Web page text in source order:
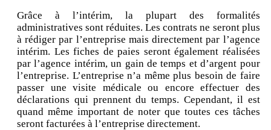
Grâce à l’intérim, la plupart des formalités
administratives sont réduites. Les contrats ne seront plus
à rédiger par l’entreprise mais directement par l’agence
intérim. Les fiches de paies seront également réalisées
par l’agence intérim, un gain de temps et d’argent pour
l’entreprise. L’entreprise n’a même plus besoin de faire
passer une visite médicale ou encore effectuer des
déclarations qui prennent du temps. Cependant, il est
quand même important de noter que toutes ces tâches
seront facturées à l’entreprise directement.